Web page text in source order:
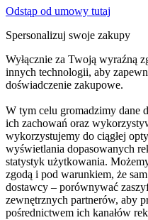
Odstąp od umowy tutaj
Spersonalizuj swoje zakupy
Wyłącznie za Twoją wyraźną
innych technologii, aby
doświadczenie zakupowe.
W tym celu gromadzimy dane
ich zachowań oraz
wykorzystujemy do ciągłej
wyświetlania dopasowanych
statystyk użytkowania.
zgodą i pod warunkiem, że
dostawcy – porównywać
zewnętrznych partnerów, aby
pośrednictwem ich kanałów